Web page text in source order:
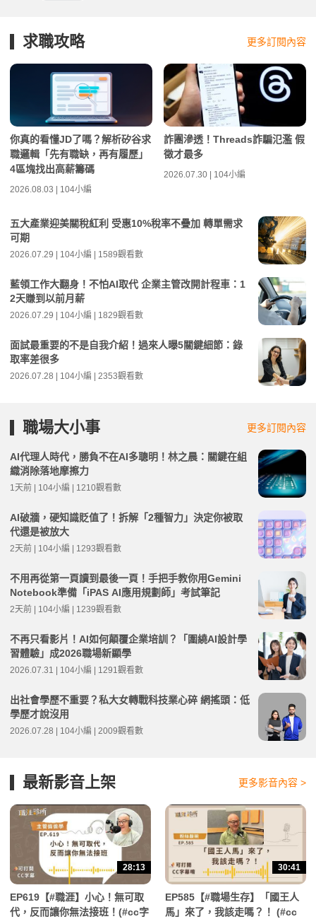
求職攻略 更多訂閱內容
你真的看懂JD了嗎？解析矽谷求
職邏輯「先有職缺，再有履歷」
4區塊找出高薪籌碼
2026.08.03 | 104小編
詐團滲透！Threads詐騙氾濫 假
徵才最多
2026.07.30 | 104小編
五大產業迎美關稅紅利 受惠10%稅率不疊加 轉單需求
可期
2026.07.29 | 104小編 | 1589觀看數
藍領工作大翻身！不怕AI取代 企業主管改開計程車：1
2天賺到以前月薪
2026.07.29 | 104小編 | 1829觀看數
面試最重要的不是自我介紹！過來人曝5關鍵細節：錄
取率差很多
2026.07.28 | 104小編 | 2353觀看數
職場大小事 更多訂閱內容
AI代理人時代，勝負不在AI多聰明！林之晨：關鍵在組
織消除落地摩擦力
1天前 | 104小編 | 1210觀看數
AI破牆，硬知識貶值了！拆解「2種智力」決定你被取
代還是被放大
2天前 | 104小編 | 1293觀看數
不用再從第一頁讀到最後一頁！手把手教你用Gemini
Notebook準備「iPAS AI應用規劃師」考試筆記
2天前 | 104小編 | 1239觀看數
不再只看影片！AI如何顛覆企業培訓？「圍繞AI設計學
習體驗」成2026職場新顯學
2026.07.31 | 104小編 | 1291觀看數
出社會學歷不重要？私大女轉戰科技業心碎 網搖頭：低
學歷才說沒用
2026.07.28 | 104小編 | 2009觀看數
最新影音上架 更多影音內容 >
28:13
EP619【#職涯】小心！無可取
代，反而讓你無法接班！(#cc字
30:41
EP585【#職場生存】「國王人
馬」來了，我該走嗎？！ (#cc